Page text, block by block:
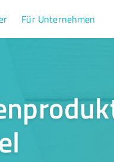
Für Unternehmen